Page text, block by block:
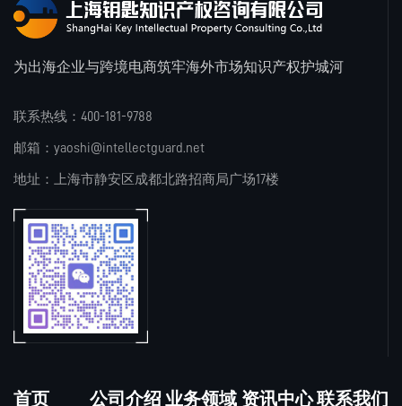
为出海企业与跨境电商筑牢海外市场知识产权护城河
联系热线：400-181-9788
邮箱：yaoshi@intellectguard.net
地址：上海市静安区成都北路招商局广场17楼
首页 公司介绍 业务领域 资讯中心 联系我们